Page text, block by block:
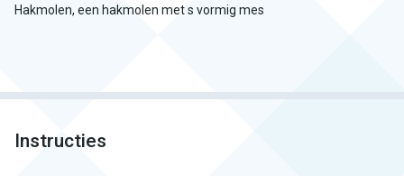
Hakmolen, een hakmolen met s vormig mes
Instructies